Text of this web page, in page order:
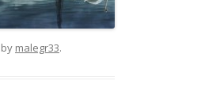
by malegr33.